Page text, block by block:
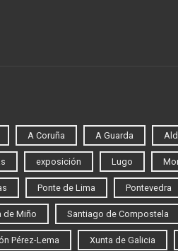
A Coruña A Guarda
exposición Lugo
Ponte de Lima Pontevedra
de Miño Santiago de Compostela
Pérez-Lema Xunta de Galicia